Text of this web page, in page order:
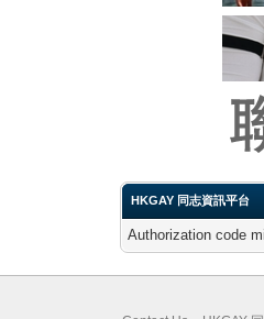
HKGAY 同志資訊平台
Authorization code